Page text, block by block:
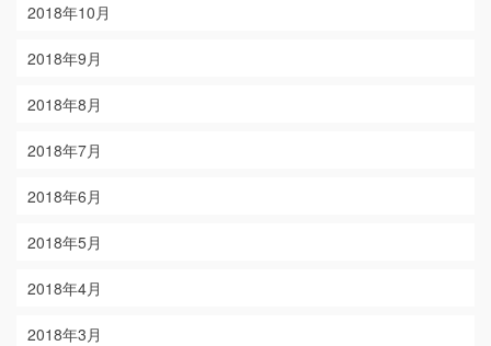
2018年10月
2018年9月
2018年8月
2018年7月
2018年6月
2018年5月
2018年4月
2018年3月